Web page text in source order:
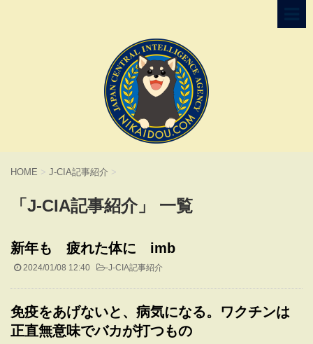
HOME > J-CIA記事紹介 >
「J-CIA記事紹介」 一覧
新年も 疲れた体に imb
2024/01/08 12:40 -J-CIA記事紹介
免疫をあげないと、病気になる。ワクチンは
正直無意味でバカが打つもの